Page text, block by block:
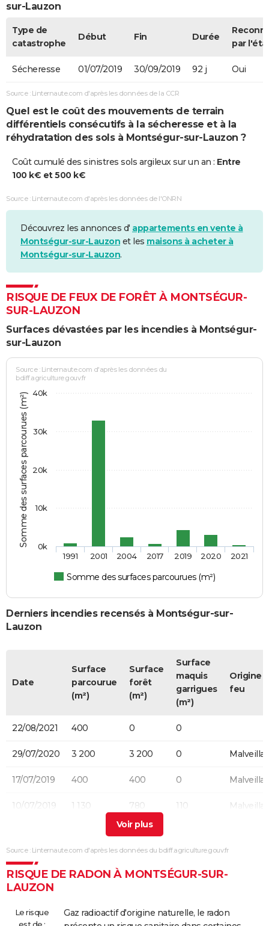
sur-Lauzon
Type de
catastrophe
Début Fin Durée
par
Sécheresse 01/07/2019 30/09/2019 92 j Oui
Source : Linternaute.com d'après les données de la CCR
Quel est le coût des mouvements de terrain
différentiels consécutifs à la sécheresse et à la
réhydratation des sols à Montségur-sur-Lauzon ?
Coût cumulé des sinistres sols argileux sur un an : Entre
100 k€ et 500 k€
Source : Linternaute.com d'après les données de l'ONRN
Découvrez les annonces d' appartements en vente à
Montségur-sur-Lauzon et les maisons à acheter à
Montségur-sur-Lauzon.
RISQUE DE FEUX DE FORÊT À MONTSÉGUR-
SUR-LAUZON
Surfaces dévastées par les incendies à Montségur-
sur-Lauzon
Somme des surfaces parcourues (m²)
Source : Linternaute.com d'après les données du
bdiff.agriculture.gouv.fr
Somme des surfaces parcourues (m²)
1991 2001 2004 2017 2019 2020 2021
0k
10k
20k
30k
40k
Derniers incendies recensés à Montségur-sur-
Lauzon
Date
Surface
parcourue
(m²)
Surface
forêt
(m²)
Surface
maquis
garrigues
(m²)
Origine
feu
22/08/2021 400 0 0
29/07/2020 3 200 3 200 0
17/07/2019 400 400 0
10/07/2019 1 130 780 110
1 000
0
19/08/2017
01/06/2004 2 500 0 2 500
Source : Linternaute.com d'après les données du bdiff.agriculture.gouv.fr
RISQUE DE RADON À MONTSÉGUR-SUR-
LAUZON
Le risque
Gaz radioactif d'origine naturelle, le radon